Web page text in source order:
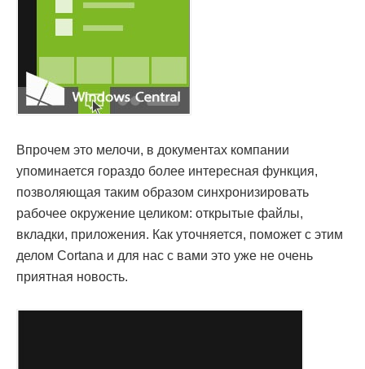
Впрочем это мелочи, в документах компании
упоминается гораздо более интересная функция,
позволяющая таким образом синхронизировать
рабочее окружение целиком: открытые файлы,
вкладки, приложения. Как уточняется, поможет с этим
делом Cortana и для нас с вами это уже не очень
приятная новость.